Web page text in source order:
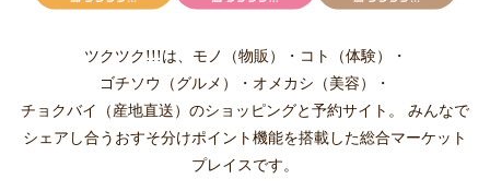
ツクツク!!!は、 モノ（物販） ・ コト（体験）
・
ゴチソウ（グルメ）
・ オメカシ（美容）
・
チョクバイ（産地直送） のショッピングと予約サイト。
みんなで
シェアし合う おすそ分けポイント機能を搭載した総合マーケット
プレイスです。